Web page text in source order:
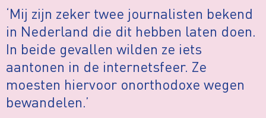
‘Mij zijn zeker twee journalisten bekend
in Nederland die dit hebben laten doen.
In beide gevallen wilden ze iets
aantonen in de internetsfeer. Ze
moesten hiervoor onorthodoxe wegen
bewandelen.’